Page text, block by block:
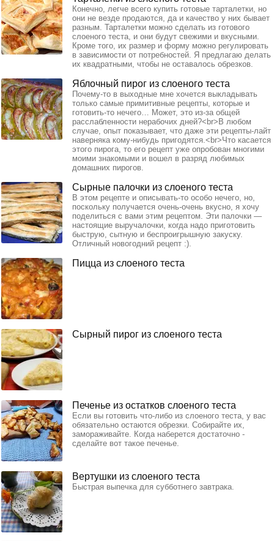
Конечно, легче всего купить готовые тарталетки, но
они не везде продаются, да и качество у них бывает
разным. Тарталетки можно сделать из готового
слоеного теста, и они будут свежими и вкусными.
Кроме того, их размер и форму можно регулировать
в зависимости от потребностей. Я предлагаю делать
их квадратными, чтобы не оставалось обрезков.
Яблочный пирог из слоеного теста
Почему-то в выходные мне хочется выкладывать
только самые примитивные рецепты, которые и
готовить-то нечего… Может, это из-за общей
расслабленности нерабочих дней?<br>В любом
случае, опыт показывает, что даже эти рецепты-лайт
наверняка кому-нибудь пригодятся.<br>Что касается
этого пирога, то его рецепт уже опробован многими
моими знакомыми и вошел в разряд любимых
домашних пирогов.
Сырные палочки из слоеного теста
В этом рецепте и описывать-то особо нечего, но,
поскольку получается очень-очень вкусно, я хочу
поделиться с вами этим рецептом. Эти палочки —
настоящие выручалочки, когда надо приготовить
быструю, сытную и беспроигрышную закуску.
Отличный новогодний рецепт :).
Пицца из слоеного теста
Сырный пирог из слоеного теста
Печенье из остатков слоеного теста
Если вы готовить что-либо из слоеного теста, у вас
обязательно остаются обрезки. Собирайте их,
замораживайте. Когда наберется достаточно -
сделайте вот такое печенье.
Вертушки из слоеного теста
Быстрая выпечка для субботнего завтрака.